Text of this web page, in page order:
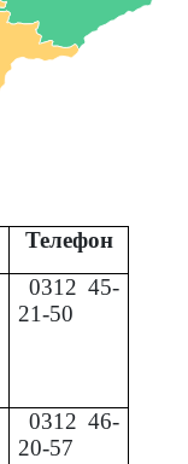
Телефон
0312 45-
21-50
0312 46-
20-57